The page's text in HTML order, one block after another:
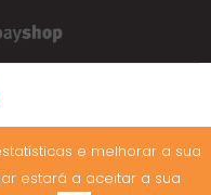
e melhorar a sua
estará a aceitar a sua